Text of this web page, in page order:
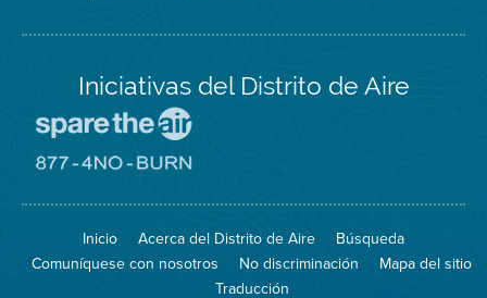
Iniciativas del Distrito de Aire
Spare
Air
el
aire)
sitio
8774
Burn
Inicio Acerca del Distrito de Aire
Búsqueda
Comuníquese con nosotros
No discriminación
Mapa del sitio
Traducción